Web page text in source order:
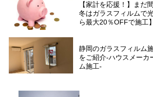
【家計を応援！】まだ
冬はガラスフィルムで
ら最大20％OFFで施工】
静岡のガラスフィルム
をご紹介-ハウスメーカ
ム施工-